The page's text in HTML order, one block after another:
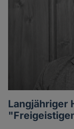
Langjähriger